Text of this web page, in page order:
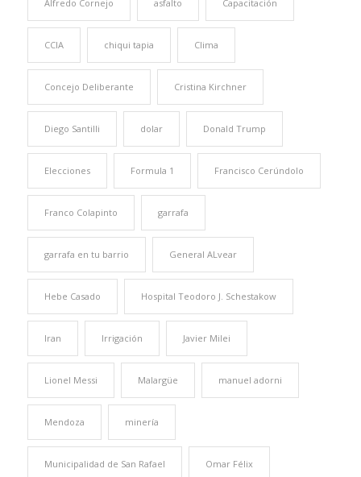
Alfredo Cornejo asfalto Capacitación
CCIA chiqui tapia Clima
Concejo Deliberante Cristina Kirchner
Diego Santilli dolar Donald Trump
Elecciones Formula 1 Francisco Cerúndolo
Franco Colapinto garrafa
garrafa en tu barrio General ALvear
Hebe Casado Hospital Teodoro J. Schestakow
Iran Irrigación Javier Milei
Lionel Messi Malargüe manuel adorni
Mendoza minería
Municipalidad de San Rafael Omar Félix